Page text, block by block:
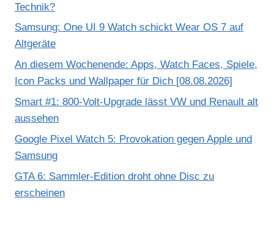
Technik?
Samsung: One UI 9 Watch schickt Wear OS 7 auf
Altgeräte
An diesem Wochenende: Apps, Watch Faces, Spiele,
Icon Packs und Wallpaper für Dich [08.08.2026]
Smart #1: 800-Volt-Upgrade lässt VW und Renault alt
aussehen
Google Pixel Watch 5: Provokation gegen Apple und
Samsung
GTA 6: Sammler-Edition droht ohne Disc zu
erscheinen